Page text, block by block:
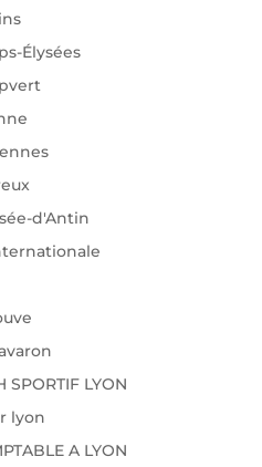
Élysées
d'Antin
LYON
lyon
A LYON